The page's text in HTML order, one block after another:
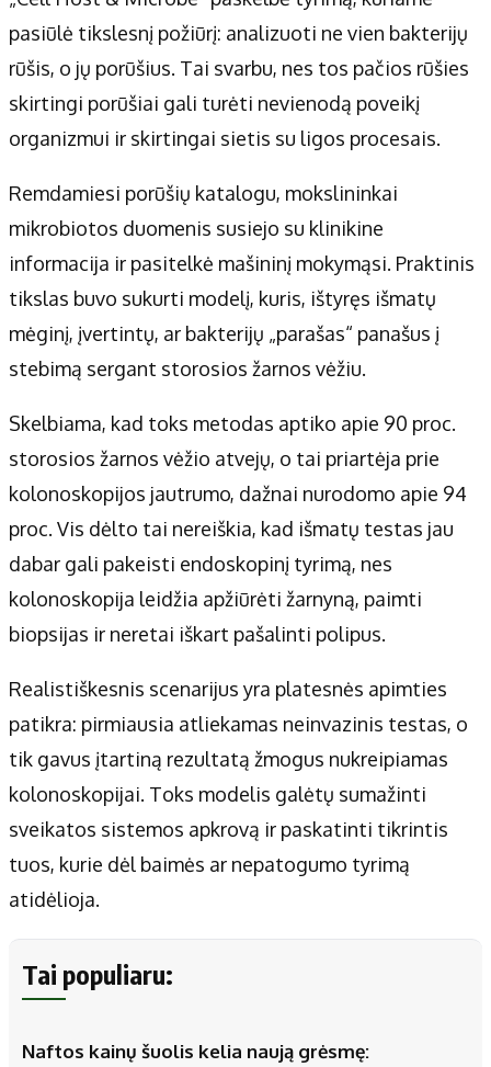
pasiūlė tikslesnį požiūrį: analizuoti ne vien bakterijų
rūšis, o jų porūšius. Tai svarbu, nes tos pačios rūšies
skirtingi porūšiai gali turėti nevienodą poveikį
organizmui ir skirtingai sietis su ligos procesais.
Remdamiesi porūšių katalogu, mokslininkai
mikrobiotos duomenis susiejo su klinikine
informacija ir pasitelkė mašininį mokymąsi. Praktinis
tikslas buvo sukurti modelį, kuris, ištyręs išmatų
mėginį, įvertintų, ar bakterijų „parašas“ panašus į
stebimą sergant storosios žarnos vėžiu.
Skelbiama, kad toks metodas aptiko apie 90 proc.
storosios žarnos vėžio atvejų, o tai priartėja prie
kolonoskopijos jautrumo, dažnai nurodomo apie 94
proc. Vis dėlto tai nereiškia, kad išmatų testas jau
dabar gali pakeisti endoskopinį tyrimą, nes
kolonoskopija leidžia apžiūrėti žarnyną, paimti
biopsijas ir neretai iškart pašalinti polipus.
Realistiškesnis scenarijus yra platesnės apimties
patikra: pirmiausia atliekamas neinvazinis testas, o
tik gavus įtartiną rezultatą žmogus nukreipiamas
kolonoskopijai. Toks modelis galėtų sumažinti
sveikatos sistemos apkrovą ir paskatinti tikrintis
tuos, kurie dėl baimės ar nepatogumo tyrimą
atidėlioja.
Tai populiaru:
Naftos kainų šuolis kelia naują grėsmę: